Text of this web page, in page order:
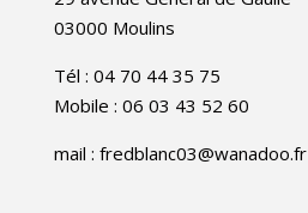
03000 Moulins
Tél : 04 70 44 35 75
Mobile : 06 03 43 52 60
mail : fredblanc03@wanadoo.fr